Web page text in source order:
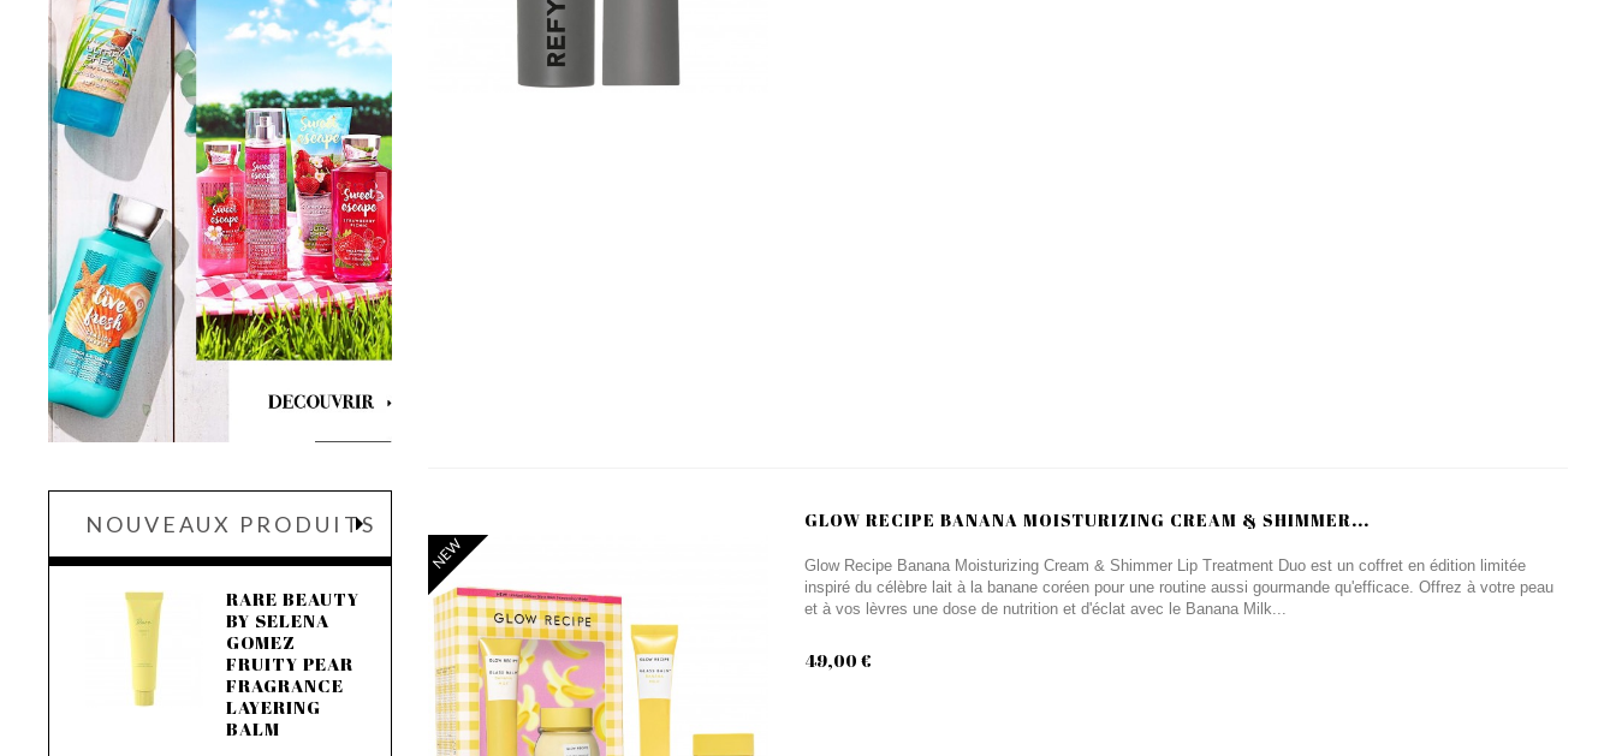
NOUVEAUX PRODUITS
RARE BEAUTY
BY SELENA
GOMEZ
FRUITY PEAR
FRAGRANCE
LAYERING
BALM
NEW
GLOW RECIPE BANANA MOISTURIZING CREAM & SHIMMER...
Glow Recipe Banana Moisturizing Cream & Shimmer Lip Treatment Duo est un coffret en édition limitée
inspiré du célèbre lait à la banane coréen pour une routine aussi gourmande qu'efficace. Offrez à votre peau
et à vos lèvres une dose de nutrition et d'éclat avec le Banana Milk...
49,00 €